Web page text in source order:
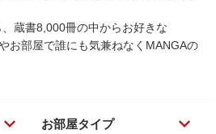
蔵書8,000冊の中からお好きな
お部屋で誰にも気兼ねなくMANGAの
お部屋タイプ